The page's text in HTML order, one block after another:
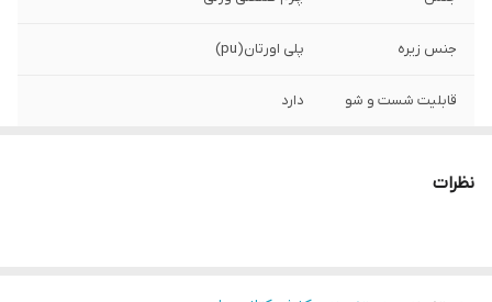
جنس زیره پلی اورتان(pu)
قابلیت شست و شو دارد
نظرات